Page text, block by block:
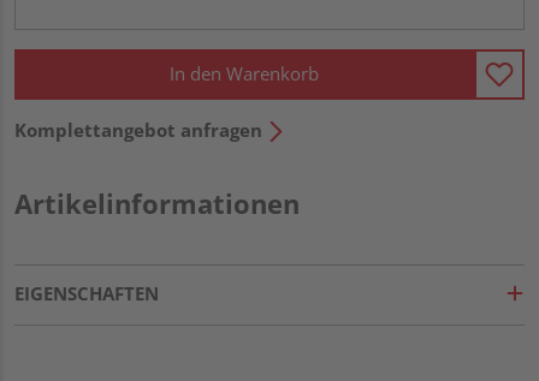
In den Warenkorb
Komplettangebot anfragen
Artikelinformationen
EIGENSCHAFTEN